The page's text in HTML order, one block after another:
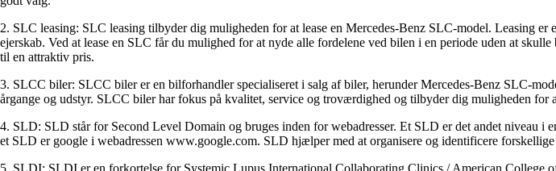
2. SLC leasing: SLC leasing tilbyder dig muligheden for at lease en Mercedes-Benz SLC-model. Leasing
ejerskab. Ved at lease en SLC får du mulighed for at nyde alle fordelene ved bilen i en periode uden at
til en attraktiv pris.
3. SLCC biler: SLCC biler er en bilforhandler specialiseret i salg af biler, herunder Mercedes-Benz SLC-
årgange og udstyr. SLCC biler har fokus på kvalitet, service og troværdighed og tilbyder dig muligheden
4. SLD: SLD står for Second Level Domain og bruges inden for webadresser. Et SLD er det andet niveau
et SLD er google i webadressen www.google.com. SLD hjælper med at organisere og identificere forskellige
5. SLDI: SLDI er en forkortelse for Systemic Lupus International Collaborating Clinics / American College